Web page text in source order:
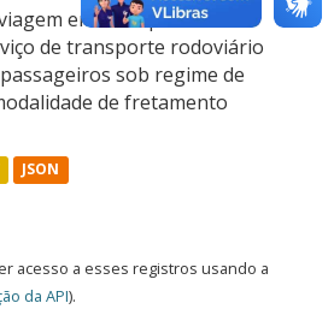
emitidas para a
de transporte rodoviário
sob regime de
de fretamento
JSON
acesso a esses registros usando a
da API).